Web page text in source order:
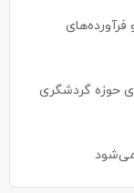
حوزه گردشگری